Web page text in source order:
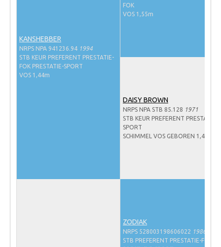
Nationale Keuring
Late Veulenkeuring
Wereldkampioenschap Jonge Paarden
Arabissimo
KANSHEBBER
NRPS NPA 941236.94 1994
STB KEUR PREFERENT PRESTATIE-
FOK PRESTATIE-SPORT
VOS 1,44m
FOK
VOS 1,55m
DAISY BROWN
NRPS NPA STB 85.128 1971
STB KEUR PREFERENT PRESTATIE-
SPORT
SCHIMMEL VOS GEBOREN 1,45m
ZODIAK
NRPS 528003198606022 1986
STB PREFERENT PRESTATIE-FOK